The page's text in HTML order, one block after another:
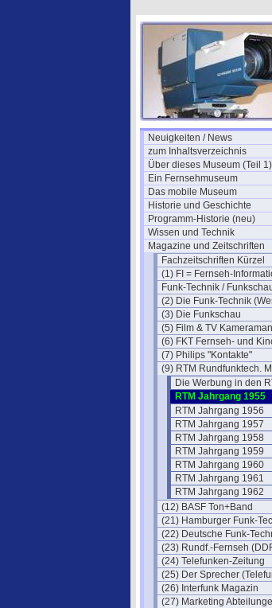
Neuigkeiten / News
zum Inhaltsverzeichnis
Über dieses Museum (Teil 1)
Ein Fernsehmuseum
Das mobile Museum
Historie und Geschichte
Programm-Historie (neu)
Wissen und Technik
Magazine und Zeitschriften
Fachzeitschriften Kürzel
(1) FI = Fernseh-
Funk-Technik /
(2) Die Funk-Technik
(3) Die Funkschau
(5) Film & TV
(6) FKT Fernseh- und
(7) Philips "Kontakte"
(9) RTM Rundfunktech.
Die Werbung in den
RTM Jahrgang 1955
RTM Jahrgang 1956
RTM Jahrgang 1957
RTM Jahrgang 1958
RTM Jahrgang 1959
RTM Jahrgang 1960
RTM Jahrgang 1961
RTM Jahrgang 1962
(12) BASF Ton+Band
(21) Hamburger Funk-
(22) Deutsche Funk-
(23) Rundf.-Fernseh
(24) Telefunken-Zeitung
(25) Der Sprecher
(26) Interfunk Magazin
(27) Marketing